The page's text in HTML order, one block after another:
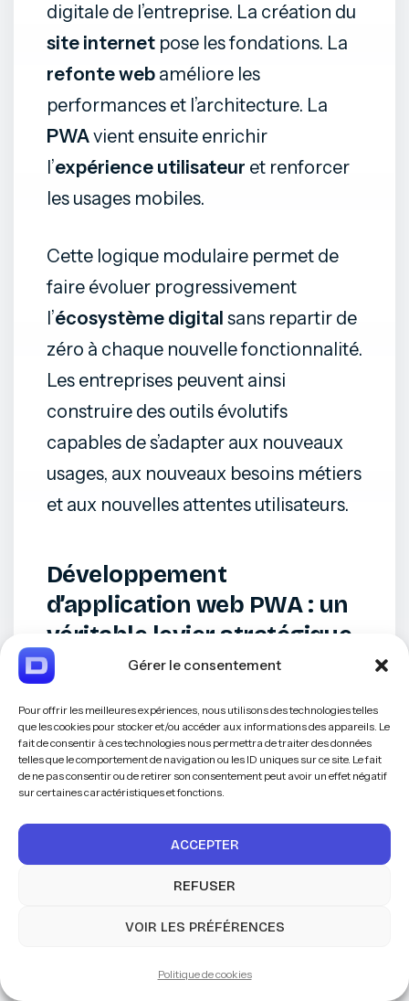
Gérer le consentement
Pour offrir les meilleures expériences, nous utilisons des technologies telles
que les cookies pour stocker et/ou accéder aux informations des appareils. Le
fait de consentir à ces technologies nous permettra de traiter des données
telles que le comportement de navigation ou les ID uniques sur ce site. Le fait
de ne pas consentir ou de retirer son consentement peut avoir un effet négatif
sur certaines caractéristiques et fonctions.
ACCEPTER
REFUSER
VOIR LES PRÉFÉRENCES
Politique de cookies
digitale de l’entreprise. La création du
site internet pose les fondations. La
refonte web améliore les
performances et l’architecture. La
PWAvient ensuite enrichir
l’expérience utilisateur et renforcer
les usages mobiles.
Cette logique modulaire permet de
faire évoluer progressivement
l’écosystème digital sans repartir de
zéro à chaque nouvelle fonctionnalité.
Les entreprises peuvent ainsi
construire des outils évolutifs
capables de s’adapter aux nouveaux
usages, aux nouveaux besoins métiers
et aux nouvelles attentes utilisateurs.
Développement
d’application web PWA : un
véritable levier stratégique
pour les entreprises
Longtemps perçues comme des
alternatives techniques aux
applications mobiles classiques, les
Progressive Web Apps
stratégique dans les projets digitaux
professionnels. Elles permettent de
connecter plus efficacement les